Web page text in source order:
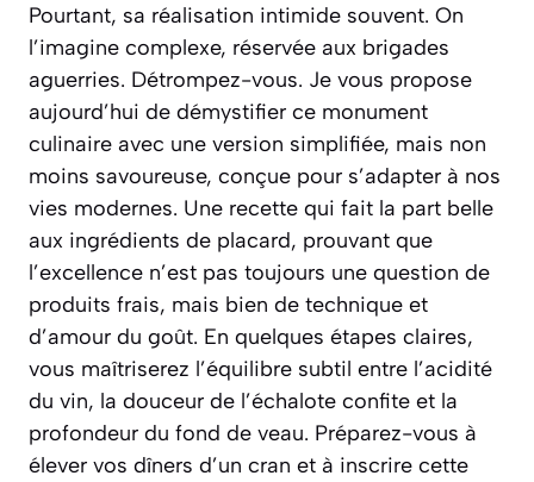
Pourtant, sa réalisation intimide souvent. On
l’imagine complexe, réservée aux brigades
aguerries. Détrompez-vous. Je vous propose
aujourd’hui de démystifier ce monument
culinaire avec une version simplifiée, mais non
moins savoureuse, conçue pour s’adapter à nos
vies modernes. Une recette qui fait la part belle
aux ingrédients de placard, prouvant que
l’excellence n’est pas toujours une question de
produits frais, mais bien de technique et
d’amour du goût. En quelques étapes claires,
vous maîtriserez l’équilibre subtil entre l’acidité
du vin, la douceur de l’échalote confite et la
profondeur du fond de veau. Préparez-vous à
élever vos dîners d’un cran et à inscrire cette